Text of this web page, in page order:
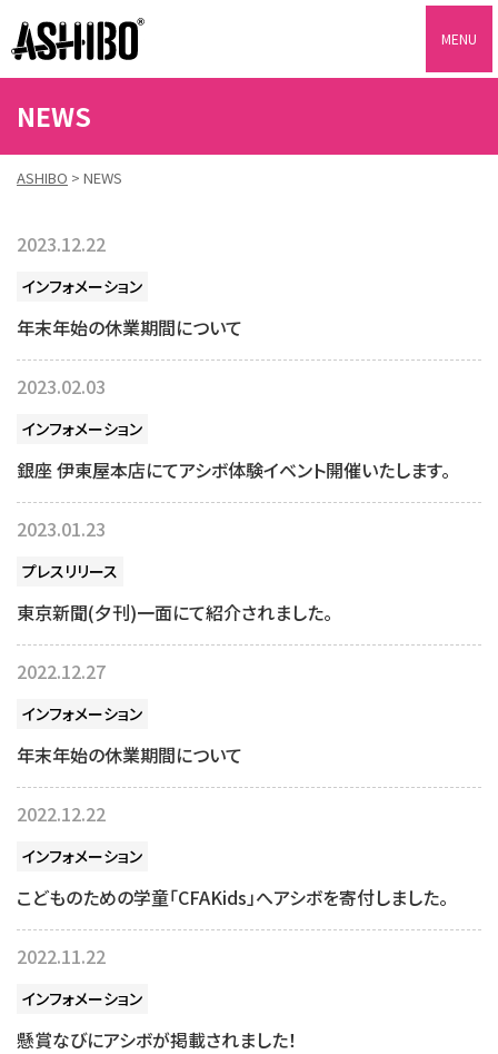
NEWS
ASHIBO > NEWS
2023.12.22
インフォメーション
年末年始の休業期間について
2023.02.03
インフォメーション
銀座 伊東屋本店にてアシボ体験イベント開催いたします。
2023.01.23
プレスリリース
東京新聞(夕刊)一面にて紹介されました。
2022.12.27
インフォメーション
年末年始の休業期間について
2022.12.22
インフォメーション
こどものための学童「CFAKids」へアシボを寄付しました。
2022.11.22
インフォメーション
懸賞なびにアシボが掲載されました！